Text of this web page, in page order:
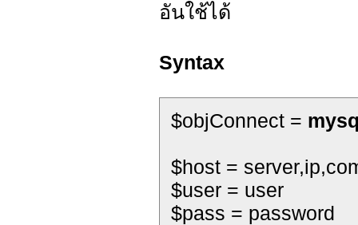
อันใช้ได้
Syntax
$objConnect =
$host =
$user = user
$pass = password